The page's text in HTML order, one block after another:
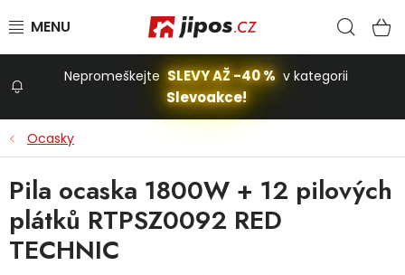
Stavba a dům
Nepromeškejte SLEVY AŽ -40 % v kategorii
Slevoakce!
Ocasky
Pila ocaska 1800W + 12 pilových
plátků RTPSZ0092 RED
TECHNIC